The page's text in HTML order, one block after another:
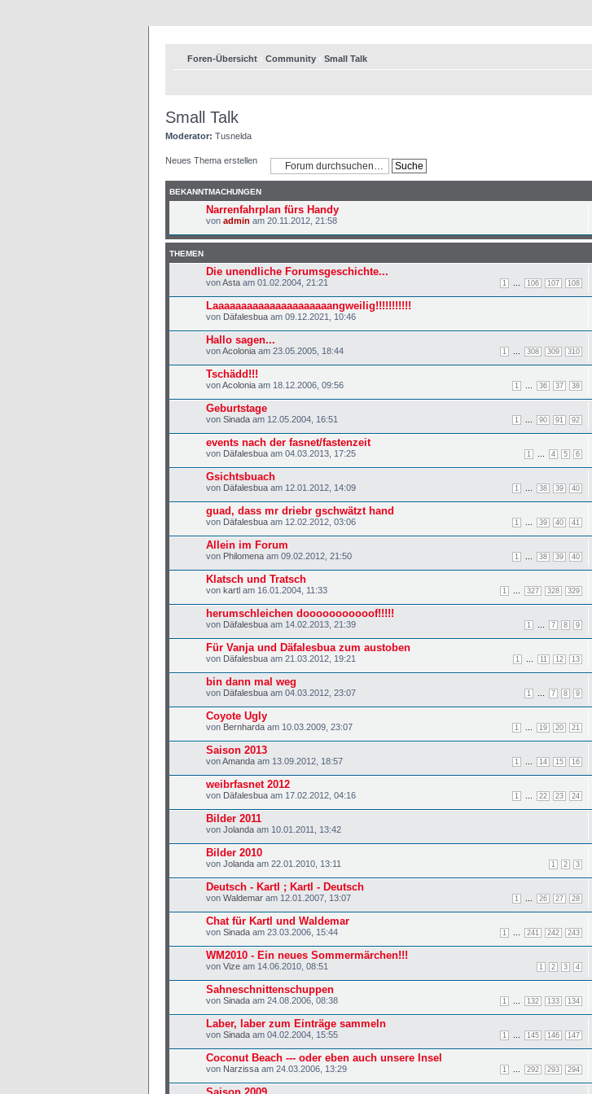
Foren-Übersicht Community Small Talk
Small Talk
Moderator: Tusnelda
Neues Thema erstellen
BEKANNTMACHUNGEN
Narrenfahrplan fürs Handy
von admin am 20.11.2012, 21:58
THEMEN
Die unendliche Forumsgeschichte...
1 106 107 108
vonAsta am 01.02.2004, 21:21
Laaaaaaaaaaaaaaaaaaaaangweilig!!!!!!!!!!!
von Däfalesbua am 09.12.2021, 10:46
Hallo sagen...
1 308 309 310
vonAcolonia am 23.05.2005, 18:44
Tschädd!!!
1 36 37 38
vonAcolonia am 18.12.2006, 09:56
Geburtstage
1 90 91 92
von Sinada am 12.05.2004, 16:51
events nach der fasnet/fastenzeit
1 4 5 6
von Däfalesbua am 04.03.2013, 17:25
Gsichtsbuach
1 38 39 40
von Däfalesbua am 12.01.2012, 14:09
guad, dass mr driebr gschwätzt hand
1 39 40 41
von Däfalesbua am 12.02.2012, 03:06
Allein im Forum
1 38 39 40
von Philomena am 09.02.2012, 21:50
Klatsch und Tratsch
1 327 328 329
von kartl am 16.01.2004, 11:33
herumschleichen dooooooooooof!!!!!
1 7 8 9
von Däfalesbua am 14.02.2013, 21:39
Für Vanja und Däfalesbua zum austoben
1 11 12 13
von Däfalesbua am 21.03.2012, 19:21
bin dann mal weg
1 7 8 9
von Däfalesbua am 04.03.2012, 23:07
Coyote Ugly
1 19 20 21
von Bernharda am 10.03.2009, 23:07
Saison 2013
1 14 15 16
vonAmanda am 13.09.2012, 18:57
weibrfasnet 2012
1 22 23 24
von Däfalesbua am 17.02.2012, 04:16
Bilder 2011
von Jolanda am 10.01.2011, 13:42
Bilder 2010
1 2 3
von Jolanda am 22.01.2010, 13:11
Deutsch - Kartl ; Kartl - Deutsch
1 26 27 28
von Waldemar am 12.01.2007, 13:07
Chat für Kartl und Waldemar
1 241 242 243
von Sinada am 23.03.2006, 15:44
WM2010 - Ein neues Sommermärchen!!!
1 2 3 4
von Vize am 14.06.2010, 08:51
Sahneschnittenschuppen
1 132 133 134
von Sinada am 24.08.2006, 08:38
Laber, laber zum Einträge sammeln
1 145 146 147
von Sinada am 04.02.2004, 15:55
Coconut Beach --- oder eben auch unsere Insel
1 292 293 294
von Narzissa am 24.03.2006, 13:29
Saison 2009